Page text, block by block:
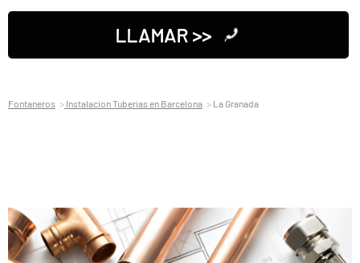
LLAMAR >>
Fontaneros Instalacion Tuberias en Barcelona La Granada